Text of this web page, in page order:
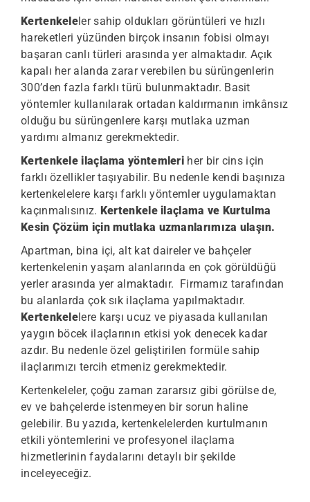
Kertenkeleler sahip oldukları görüntüleri ve hızlı
hareketleri yüzünden birçok insanın fobisi olmayı
başaran canlı türleri arasında yer almaktadır. Açık
kapalı her alanda zarar verebilen bu sürüngenlerin
300’den fazla farklı türü bulunmaktadır. Basit
yöntemler kullanılarak ortadan kaldırmanın imkânsız
olduğu bu sürüngenlere karşı mutlaka uzman
yardımı almanız gerekmektedir.
Kertenkele ilaçlama yöntemleri her bir cins için
farklı özellikler taşıyabilir. Bu nedenle kendi başınıza
kertenkelelere karşı farklı yöntemler uygulamaktan
kaçınmalısınız. Kertenkele ilaçlama ve Kurtulma
Kesin Çözüm için mutlaka uzmanlarımıza ulaşın.
Apartman, bina içi, alt kat daireler ve bahçeler
kertenkelenin yaşam alanlarında en çok görüldüğü
yerler arasında yer almaktadır. Firmamız tarafından
bu alanlarda çok sık ilaçlama yapılmaktadır.
Kertenkelelere karşı ucuz ve piyasada kullanılan
yaygın böcek ilaçlarının etkisi yok denecek kadar
azdır. Bu nedenle özel geliştirilen formüle sahip
ilaçlarımızı tercih etmeniz gerekmektedir.
Kertenkeleler, çoğu zaman zararsız gibi görülse de,
ev ve bahçelerde istenmeyen bir sorun haline
gelebilir. Bu yazıda, kertenkelelerden kurtulmanın
etkili yöntemlerini ve profesyonel ilaçlama
hizmetlerinin faydalarını detaylı bir şekilde
inceleyeceğiz.